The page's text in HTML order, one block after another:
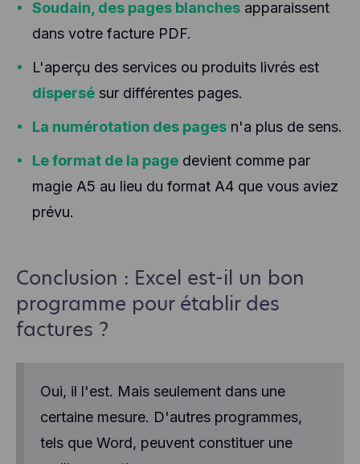
Soudain, des pages blanches apparaissent
dans votre facture PDF.
L'aperçu des services ou produits livrés est
dispersé sur différentes pages.
La numérotation des pages n'a plus de sens.
Le format de la page devient comme par
magie A5 au lieu du format A4 que vous aviez
prévu.
Conclusion : Excel est-il un bon
programme pour établir des
factures ?
Oui, il l'est. Mais seulement dans une
certaine mesure. D'autres programmes,
tels que Word, peuvent constituer une